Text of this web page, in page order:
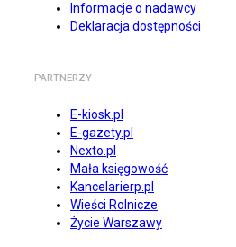
Informacje o nadawcy
Deklaracja dostępności
PARTNERZY
E-kiosk.pl
E-gazety.pl
Nexto.pl
Mała księgowość
Kancelarierp.pl
Wieści Rolnicze
Życie Warszawy